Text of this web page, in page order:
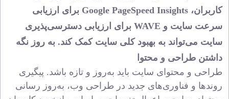
کاربران، Google PageSpeed Insights برای ارزیابی
سرعت سایت و WAVE برای ارزیابی دسترسی‌پذیری
سایت می‌تواند به بهبود کلی سایت کمک کند. به‌ روز نگه
داشتن طراحی و محتوا
طراحی و محتوای سایت باید به‌روز و تازه باشد. پیگیری
روندها و فناوری‌های جدید در طراحی وب، به‌روز رسانی